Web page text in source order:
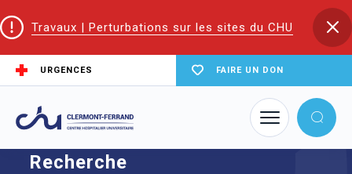
Travaux | Perturbations sur les sites du CHU
URGENCES FAIRE UN DON
Accueil Recherche
Recherche